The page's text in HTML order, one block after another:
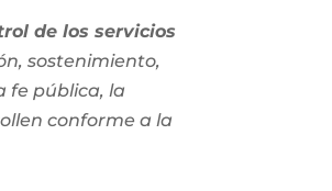
de los servicios
sostenimiento,
fe pública, la
conforme a la